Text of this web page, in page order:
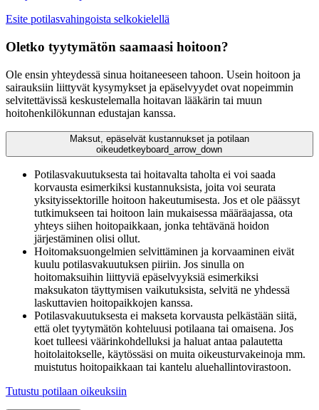
Esite potilasvahingoista selkokielellä
Oletko tyytymätön saamaasi hoitoon?
Ole ensin yhteydessä sinua hoitaneeseen tahoon. Usein hoitoon ja
sairauksiin liittyvät kysymykset ja epäselvyydet ovat nopeimmin
selvitettävissä keskustelemalla hoitavan lääkärin tai muun
hoitohenkilökunnan edustajan kanssa.
Maksut, epäselvät kustannukset ja potilaan
oikeudetkeyboard_arrow_down
Potilasvakuutuksesta tai hoitavalta taholta ei voi saada
korvausta esimerkiksi kustannuksista, joita voi seurata
yksityissektorille hoitoon hakeutumisesta. Jos et ole päässyt
tutkimukseen tai hoitoon lain mukaisessa määräajassa, ota
yhteys siihen hoitopaikkaan, jonka tehtävänä hoidon
järjestäminen olisi ollut.
Hoitomaksuongelmien selvittäminen ja korvaaminen eivät
kuulu potilasvakuutuksen piiriin. Jos sinulla on
hoitomaksuihin liittyviä epäselvyyksiä esimerkiksi
maksukaton täyttymisen vaikutuksista, selvitä ne yhdessä
laskuttavien hoitopaikkojen kanssa.
Potilasvakuutuksesta ei makseta korvausta pelkästään siitä,
että olet tyytymätön kohteluusi potilaana tai omaisena. Jos
koet tulleesi väärinkohdelluksi ja haluat antaa palautetta
hoitolaitokselle, käytössäsi on muita oikeusturvakeinoja mm.
muistutus hoitopaikkaan tai kantelu aluehallintovirastoon.
Tutustu potilaan oikeuksiin